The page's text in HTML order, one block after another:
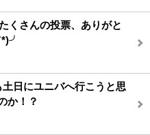
くさんの投票、ありがと
日にユニバへ行こうと思
か！？